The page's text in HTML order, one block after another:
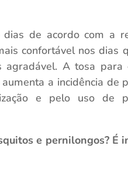
de acordo com a
confortável nos dias
A tosa para
a incidência de
e pelo uso de
e pernilongos? É